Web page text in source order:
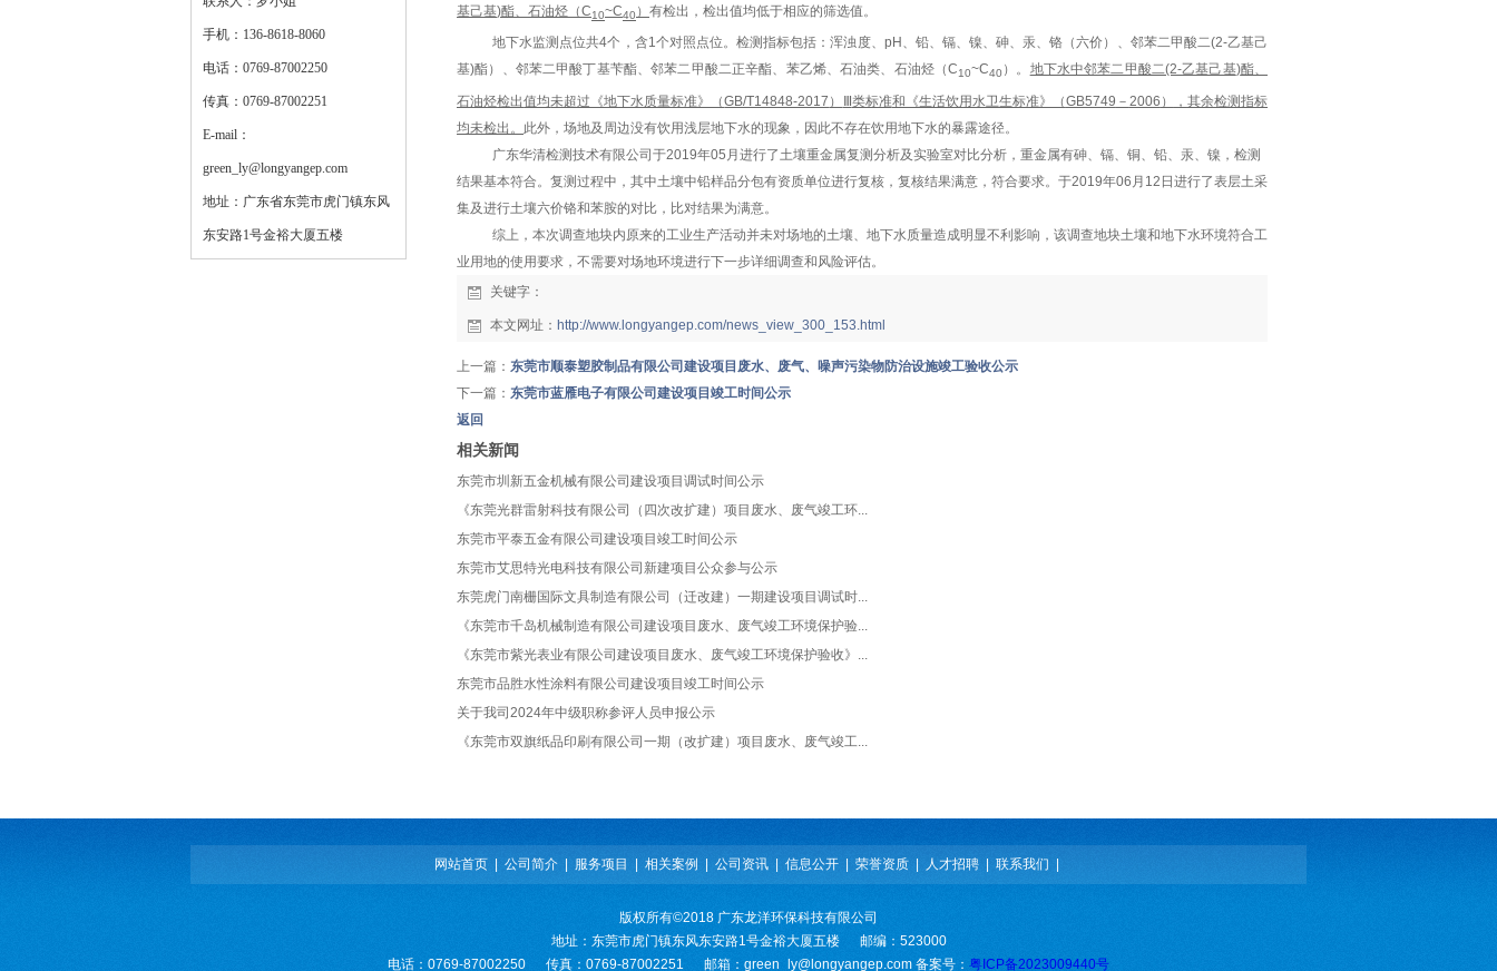
手机：136-8618-8060
电话：0769-87002250
传真：0769-87002251
E-mail：
green_ly@longyangep.com
地址：广东省东莞市虎门镇东风
东安路1号金裕大厦五楼
基己基)酯 、石油烃（C10~C40 ） 有检出，检出值均低于相应的筛选值。
地下水监测点位共4个，含1个对照点位。检测指标包括：浑浊度、pH 、铅、镉、镍、砷、汞、铬（六价）、邻苯二甲酸二(2-乙基己
基)酯）、邻苯二甲酸丁基苄酯、邻苯二甲酸二正辛酯、苯乙烯、石油类、石油烃 （C10~C40 ）。 地下水中邻苯二甲酸二(2-乙基己基)酯、
石油烃检出值均未超过《地下水质量标准》（GB/T14848-2017 ） Ⅲ类标准和《生活饮用水卫生标准》（GB5749 － 2006 ） ， 其余检测指标
均未检出。 此外， 场地及周边没有饮用浅层地下水的现象，因此不存在饮用地下水的暴露途径。
广东华清检测技术有限公司于2019年05 月进行了土壤重金属复测分析及实验室对比分析， 重金属有砷、镉、铜、铅、汞、镍，检测
结果基本符合。复测过程中，其中土壤中铅样品分包有资质单位进行复核，复核结果满意，符合要求。于2019年06 月 12 日进行了表层土采
集及进行土壤六价铬和苯胺的对比，比对结果为满意。
综上 ，本次调查地块内原来的工业生产活动并未对场地的土壤、地下水质量造成明显不利影响 ，该调查地块土壤和地下水环境符合工
业用地的使用要求，不需要对场地环境进行下一步详细调查和风险评估。
关键字：
本文网址： http://www.longyangep.com/news_view_300_153.html
上一篇： 东莞市顺泰塑胶制品有限公司建设项目废水、废气、噪声污染物防治设施竣工验收公示
下一篇： 东莞市蓝雁电子有限公司建设项目竣工时间公示
返回
相关新闻
东莞市圳新五金机械有限公司建设项目调试时间公示
《东莞光群雷射科技有限公司（四次改扩建）项目废水、废气竣工环...
东莞市平泰五金有限公司建设项目竣工时间公示
东莞市艾思特光电科技有限公司新建项目公众参与公示
东莞虎门南栅国际文具制造有限公司（迁改建）一期建设项目调试时...
《东莞市千岛机械制造有限公司建设项目废水、废气竣工环境保护验...
《东莞市紫光表业有限公司建设项目废水、废气竣工环境保护验收》...
东莞市品胜水性涂料有限公司建设项目竣工时间公示
关于我司2024年中级职称参评人员申报公示
《东莞市双旗纸品印刷有限公司一期（改扩建）项目废水、废气竣工...
网站首页 | 公司简介 | 服务项目 | 相关案例 | 公司资讯 | 信息公开 | 荣誉资质 | 人才招聘 | 联系我们 |
版权所有©2018 广东龙洋环保科技有限公司
地址：东莞市虎门镇东风东安路1号金裕大厦五楼 邮编：523000
电话：0769-87002250 传真：0769-87002251 邮箱：green_ly@longyangep.com 备案号： 粤ICP备2023009440号